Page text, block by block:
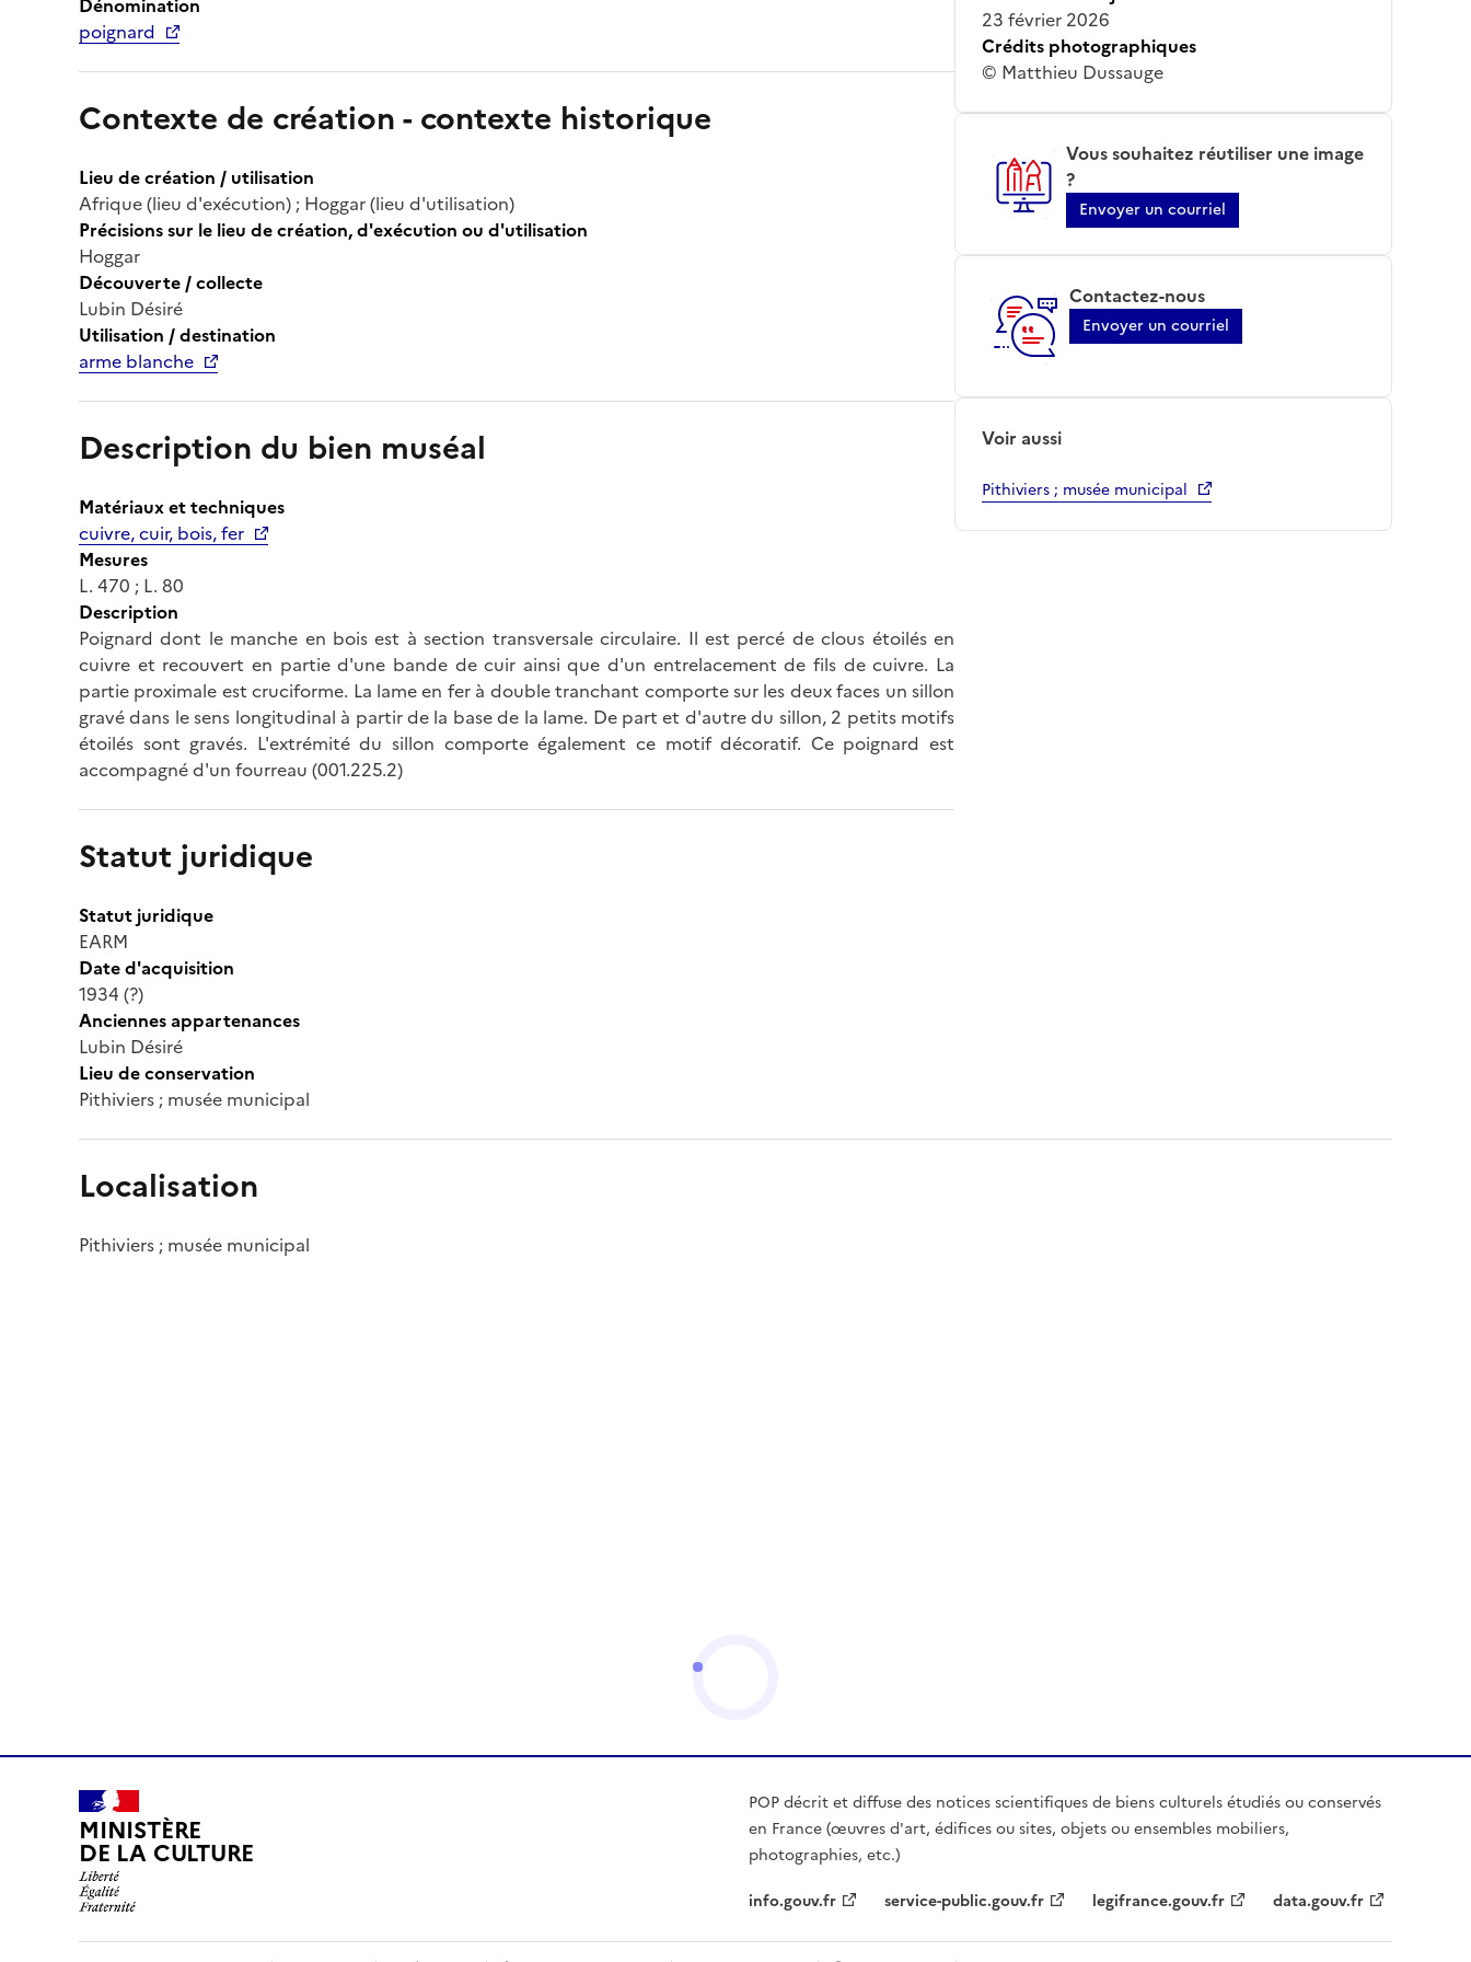
poignard
Contexte de création - contexte historique
Lieu de création / utilisation
Afrique (lieu d'exécution) ; Hoggar (lieu d'utilisation)
Précisions sur le lieu de création, d'exécution ou d'utilisation
Hoggar
Découverte / collecte
Lubin Désiré
Utilisation / destination
arme blanche
Description du bien muséal
Matériaux et techniques
cuivre, cuir, bois, fer
Mesures
L. 470 ; L. 80
Description
Poignard dont le manche en bois est à section transversale circulaire. Il est percé de clous étoilés en
cuivre et recouvert en partie d'une bande de cuir ainsi que d'un entrelacement de fils de cuivre. La
partie proximale est cruciforme. La lame en fer à double tranchant comporte sur les deux faces un sillon
gravé dans le sens longitudinal à partir de la base de la lame. De part et d'autre du sillon, 2 petits motifs
étoilés sont gravés. L'extrémité du sillon comporte également ce motif décoratif. Ce poignard est
accompagné d'un fourreau (001.225.2)
Statut juridique
Statut juridique
EARM
Date d'acquisition
1934 (?)
Anciennes appartenances
Lubin Désiré
Lieu de conservation
Pithiviers ; musée municipal
23 février 2026
Crédits photographiques
© Matthieu Dussauge
Vous souhaitez réutiliser une image
?
Envoyer un courriel
Contactez-nous
Envoyer un courriel
Voir aussi
Pithiviers ; musée municipal
Localisation
Pithiviers ; musée municipal
MINISTÈRE
DE LA CULTURE
POP décrit et diffuse des notices scientifiques de biens culturels étudiés ou conservés
en France (œuvres d'art, édifices ou sites, objets ou ensembles mobiliers,
photographies, etc.)
info.gouv.fr
service-public.gouv.fr legifrance.gouv.fr data.gouv.fr